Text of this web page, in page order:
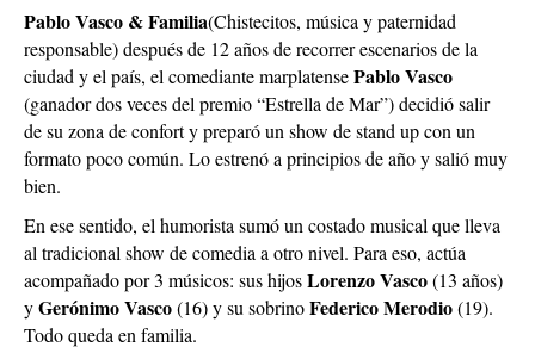
Pablo Vasco & Familia(Chistecitos, música y paternidad
responsable) después de 12 años de recorrer escenarios de la
ciudad y el país, el comediante marplatensePablo Vasco
(ganador dos veces del premio “Estrella de Mar”) decidió salir
de su zona de confort y preparó un show de stand up con un
formato poco común. Lo estrenó a principios de año y salió muy
bien.
En ese sentido, el humorista sumó un costado musical que lleva
al tradicional show de comedia a otro nivel. Para eso, actúa
acompañado por 3 músicos: sus hijosLorenzo Vasco(13 años)
yGerónimo Vasco(16) y su sobrinoFederico Merodio(19).
Todo queda en familia.